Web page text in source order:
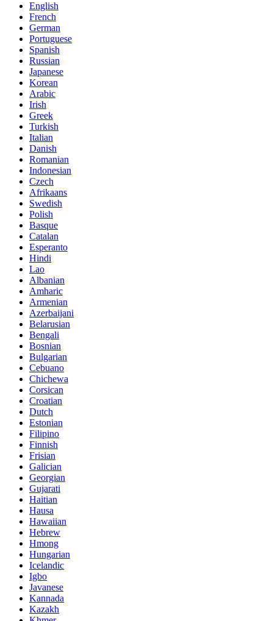
English
French
German
Portuguese
Spanish
Russian
Japanese
Korean
Arabic
Irish
Greek
Turkish
Italian
Danish
Romanian
Indonesian
Czech
Afrikaans
Swedish
Polish
Basque
Catalan
Esperanto
Hindi
Lao
Albanian
Amharic
Armenian
Azerbaijani
Belarusian
Bengali
Bosnian
Bulgarian
Cebuano
Chichewa
Corsican
Croatian
Dutch
Estonian
Filipino
Finnish
Frisian
Galician
Georgian
Gujarati
Haitian
Hausa
Hawaiian
Hebrew
Hmong
Hungarian
Icelandic
Igbo
Javanese
Kannada
Kazakh